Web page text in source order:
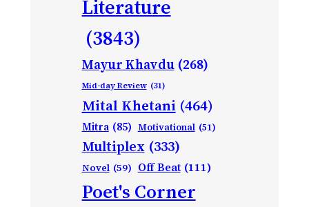
Literature
(3843)
Mayur Khavdu (268)
Mid-day Review (31)
Mital Khetani (464)
Mitra (85) Motivational (51)
Multiplex (333)
Novel (59) Off Beat (111)
Poet's Corner